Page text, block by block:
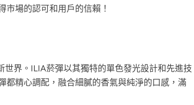
市場的認可和用戶的信賴！
界。ILIA菸彈以其獨特的單色發光設計和先進技
都精心調配，融合細膩的香氣與純淨的口感，滿